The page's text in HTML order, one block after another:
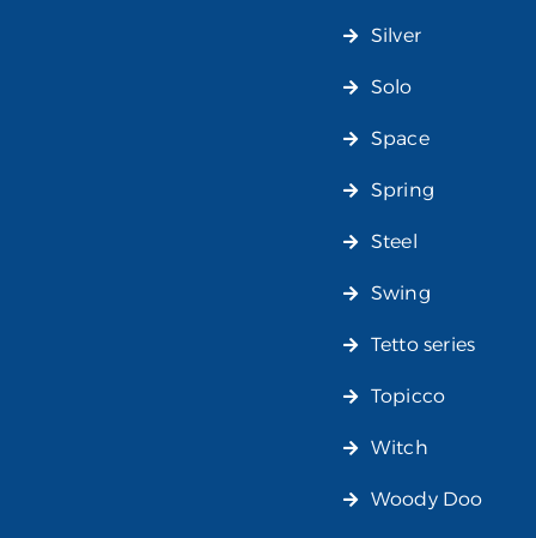
Silver
Solo
Space
Spring
Steel
Swing
Tetto series
Topicco
Witch
Woody Doo